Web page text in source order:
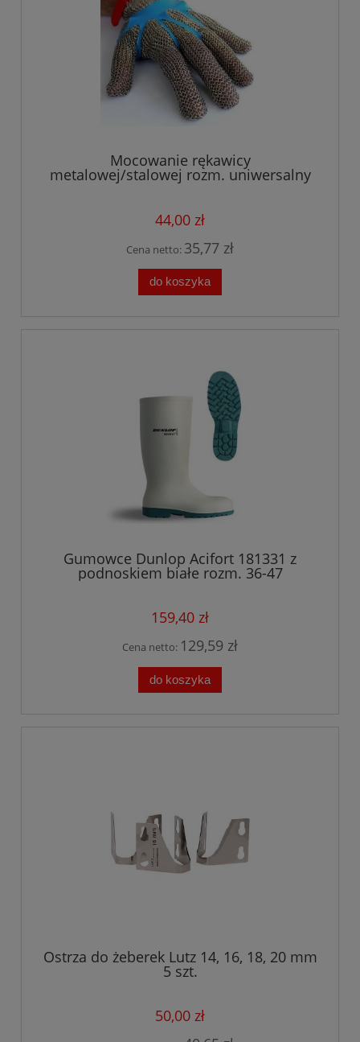
Mocowanie rękawicy
metalowej/stalowej rozm. uniwersalny
białe, niebieskie 100 szt.
44,00 zł
Cena netto: 35,77 zł
do koszyka
Gumowce Dunlop Acifort 181331 z
podnoskiem białe rozm. 36-47
159,40 zł
Cena netto: 129,59 zł
do koszyka
Ostrza do żeberek Lutz 14, 16, 18, 20 mm
5 szt.
50,00 zł